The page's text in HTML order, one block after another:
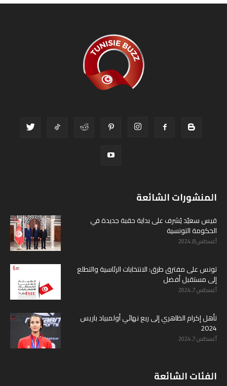
المنشورات الشائعة
قيس سعيّد يُشرف على بداية حقبة جديدة في
الحكومة التونسية
أغسطس 8, 2024
تونس على مفترق طرق: الانتخابات الرئاسية والتطلع
إلى مستقبل أفضل
أغسطس 7, 2024
تأهل إكرام الظاهري إلى ربع نهائي أولمبياد باريس
2024
أغسطس 7, 2024
الفئات الشائعة